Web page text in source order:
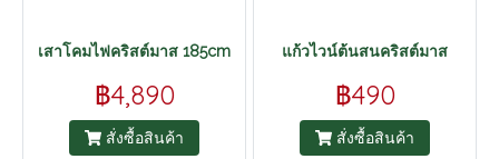
เสาโคมไฟคริสต์มาส 185cm
฿4,890
สั่งซื้อสินค้า
แก้วไวน์ต้นสนคริสต์มาส
฿490
สั่งซื้อสินค้า